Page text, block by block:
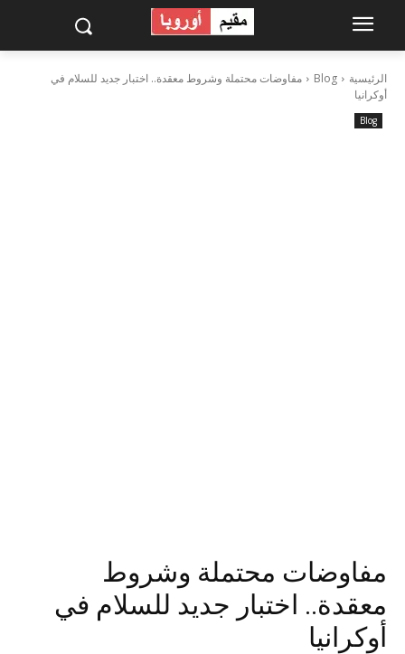
الرئيسية Blog
مفاوضات محتملة وشروط معقدة.. اختبار جديد للسلام في
أوكرانيا
Blog
مفاوضات محتملة وشروط
معقدة.. اختبار جديد للسلام في
أوكرانيا